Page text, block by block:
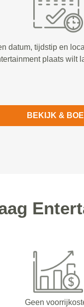
datum, tijdstip en
plaats wilt
BEKIJK &
Geen